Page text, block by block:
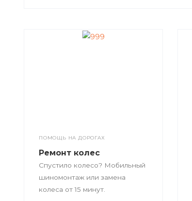
ПОМОЩЬ НА ДОРОГАХ
Ремонт колес
Спустило колесо? Мобильный
шиномонтаж или замена
колеса от 15 минут.